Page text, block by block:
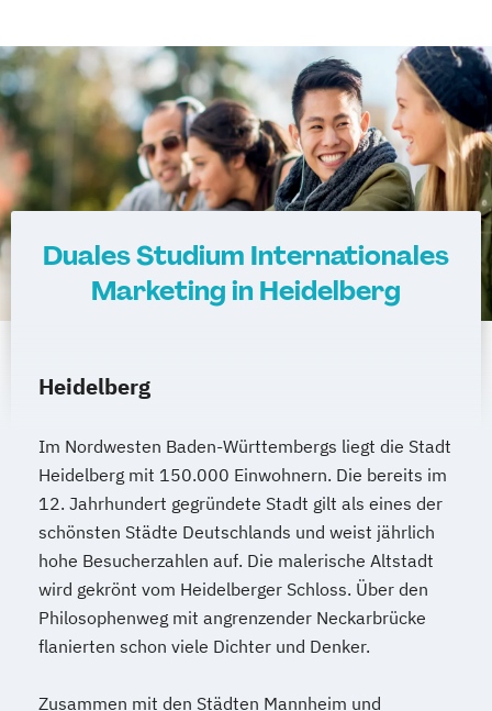
Duales Studium Internationales
Marketing in Heidelberg
Heidelberg
Im Nordwesten Baden-Württembergs liegt die Stadt
Heidelberg mit 150.000 Einwohnern. Die bereits im
12. Jahrhundert gegründete Stadt gilt als eines der
schönsten Städte Deutschlands und weist jährlich
hohe Besucherzahlen auf. Die malerische Altstadt
wird gekrönt vom Heidelberger Schloss. Über den
Philosophenweg mit angrenzender Neckarbrücke
flanierten schon viele Dichter und Denker.
Zusammen mit den Städten Mannheim und